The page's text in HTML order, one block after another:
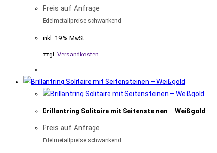
Preis auf Anfrage
Edelmetallpreise schwankend
inkl. 19 % MwSt.
zzgl. Versandkosten
Brillantring Solitaire mit Seitensteinen – Weißgold
Preis auf Anfrage
Edelmetallpreise schwankend